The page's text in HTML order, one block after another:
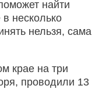
найти
несколько
нельзя, сама
крае на три
проводили 13